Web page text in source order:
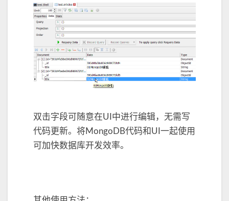
双击字段可随意在UI中进行编辑，无需写
代码更新。将MongoDB代码和UI一起使用
可加快数据库开发效率。